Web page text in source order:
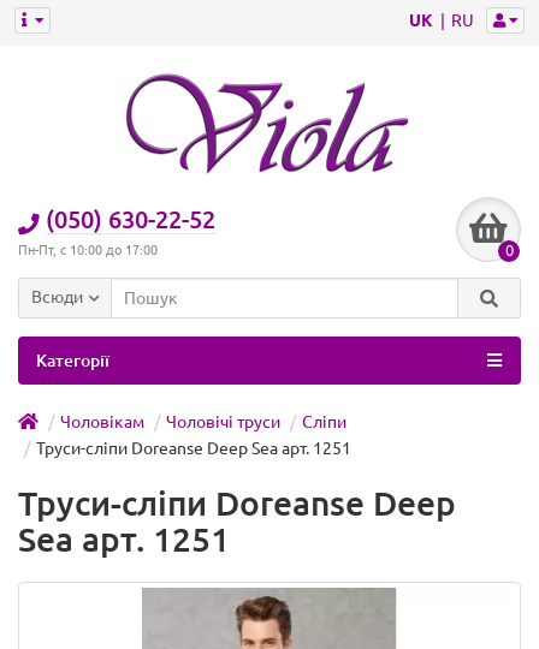
UK RU
(050) 630-22-52
Пн-Пт, с 10:00 до 17:00 0
Всюди
Категорії
Чоловікам Чоловічі труси
Сліпи
Труси-сліпи Doreanse Deep Sea арт. 1251
Труси-сліпи Doreanse Deep
Sea арт. 1251